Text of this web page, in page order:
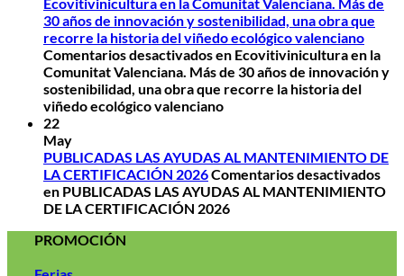
30 años de innovación y sostenibilidad, una obra que
recorre la historia del viñedo ecológico valenciano
Comentarios desactivadosen Ecovitivinicultura en la
Comunitat Valenciana. Más de 30 años de innovación y
sostenibilidad, una obra que recorre la historia del
viñedo ecológico valenciano
22
May
PUBLICADAS LAS AYUDAS AL MANTENIMIENTO DE
LA CERTIFICACIÓN 2026Comentarios desactivados
en PUBLICADAS LAS AYUDAS AL MANTENIMIENTO
DE LA CERTIFICACIÓN 2026
PROMOCIÓN